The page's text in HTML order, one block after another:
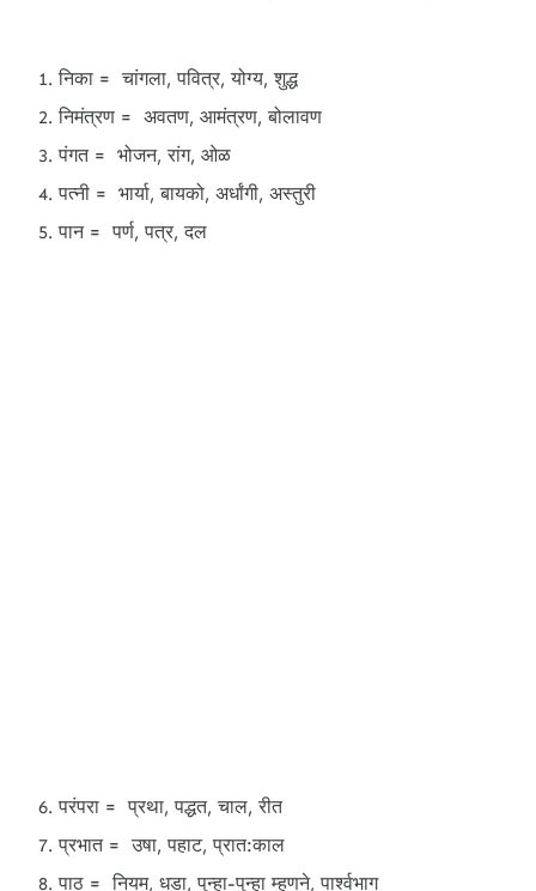
निका = चांगला, पवित्र, योग्य, शुद्ध
निमंत्रण = अवतण, आमंत्रण, बोलावण
पंगत = भोजन, रांग, ओळ
पत्नी = भार्या, बायको, अर्धांगी, अस्तुरी
पान = पर्ण, पत्र, दल
परंपरा = प्रथा, पद्धत, चाल, रीत
प्रभात = उषा, पहाट, प्रात:काल
पाठ = नियम, धडा, पुन्हा-पुन्हा म्हणने, पार्श्वभाग